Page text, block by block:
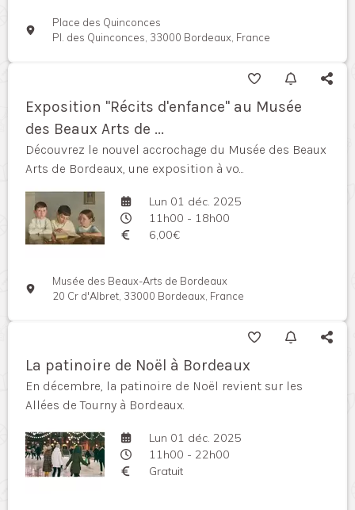
Place des Quinconces
Pl. des Quinconces, 33000 Bordeaux, France
Exposition "Récits d'enfance" au Musée
des Beaux Arts de ...
Découvrez le nouvel accrochage du Musée des Beaux
Arts de Bordeaux, une exposition à vo...
Lun 01 déc. 2025
11h00 - 18h00
6,00€
Musée des Beaux-Arts de Bordeaux
20 Cr d'Albret, 33000 Bordeaux, France
La patinoire de Noël à Bordeaux
En décembre, la patinoire de Noël revient sur les
Allées de Tourny à Bordeaux.
Lun 01 déc. 2025
11h00 - 22h00
Gratuit